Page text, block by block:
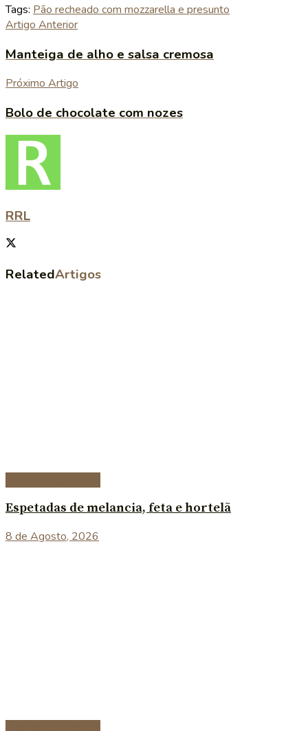
Tags: Pão recheado com mozzarella e presunto
Artigo Anterior
Manteiga de alho e salsa cremosa
Próximo Artigo
Bolo de chocolate com nozes
RRL
RelatedArtigos
Espetadas de melancia, feta e hortelã
8 de Agosto, 2026